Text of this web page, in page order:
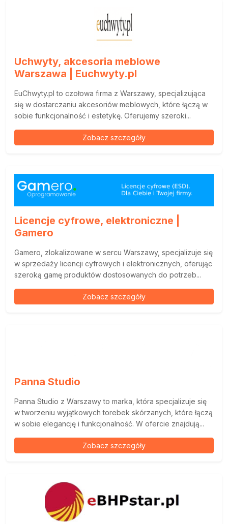
Uchwyty, akcesoria meblowe
Warszawa | Euchwyty.pl
EuChwyty.pl to czołowa firma z Warszawy, specjalizująca
się w dostarczaniu akcesoriów meblowych, które łączą w
sobie funkcjonalność i estetykę. Oferujemy szeroki...
Zobacz szczegóły
Licencje cyfrowe, elektroniczne |
Gamero
Gamero, zlokalizowane w sercu Warszawy, specjalizuje się
w sprzedaży licencji cyfrowych i elektronicznych, oferując
szeroką gamę produktów dostosowanych do potrzeb...
Zobacz szczegóły
Panna Studio
Panna Studio z Warszawy to marka, która specjalizuje się
w tworzeniu wyjątkowych torebek skórzanych, które łączą
w sobie elegancję i funkcjonalność. W ofercie znajdują...
Zobacz szczegóły